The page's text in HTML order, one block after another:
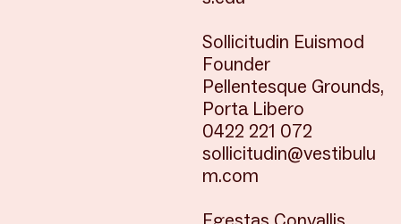
Sollicitudin Euismod
Founder
Pellentesque Grounds,
Porta Libero
0422 221 072
sollicitudin@vestibulu
m.com
Egestas Convallis